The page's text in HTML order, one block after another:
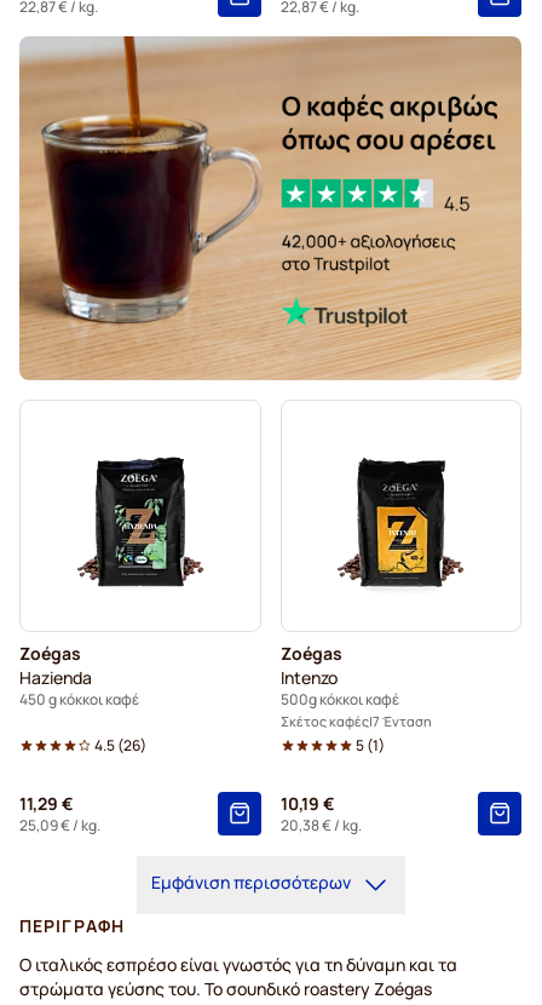
22,87 €/ kg. 22,87 €/ kg.
Zoégas
Hazienda
450 g κόκκοι καφέ
4.5(26)
11,29 €
25,09 €/ kg.
Zoégas
Intenzo
500g κόκκοι καφέ
Σκέτος καφές 7 Ένταση
5(1)
10,19 €
20,38 €/ kg.
Εμφάνιση περισσότερων
ΠΕΡΙΓΡΑΦΉ
Ο ιταλικός εσπρέσο είναι γνωστός για τη δύναμη και τα
στρώματα γεύσης του. Το σουηδικό roastery Zoégas